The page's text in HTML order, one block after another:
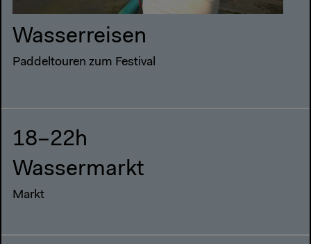
Wasserreisen
Paddeltouren zum Festival
18–22h
Wassermarkt
Markt